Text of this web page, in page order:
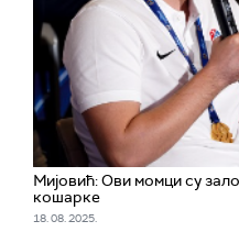
Мијовић: Ови момци су
кошарке
18. 08. 2025.